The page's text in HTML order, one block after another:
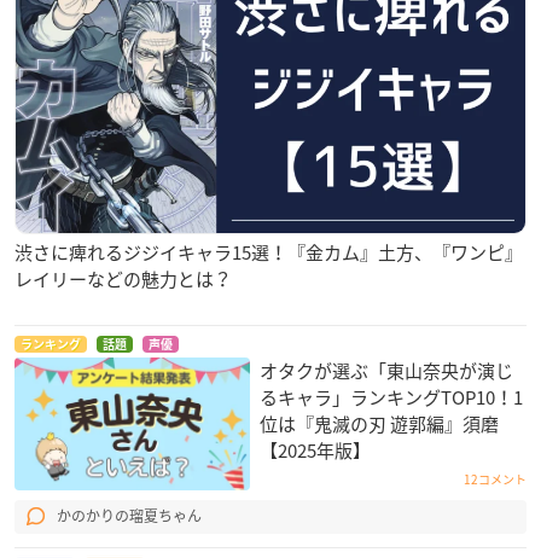
渋さに痺れるジジイキャラ15選！『金カム』土方、『ワンピ』
レイリーなどの魅力とは？
ランキング 話題 声優
オタクが選ぶ「東山奈央が演じ
るキャラ」ランキングTOP10！1
位は『鬼滅の刃 遊郭編』須磨
【2025年版】
12コメント
かのかりの瑠夏ちゃん